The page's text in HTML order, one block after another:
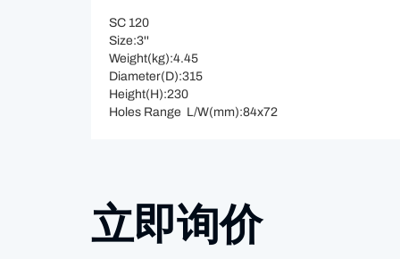
SC 120
Size:3''
Weight(kg):4.45
Diameter(D):315
Height(H):230
Holes Range L/W(mm):84x72
立即询价